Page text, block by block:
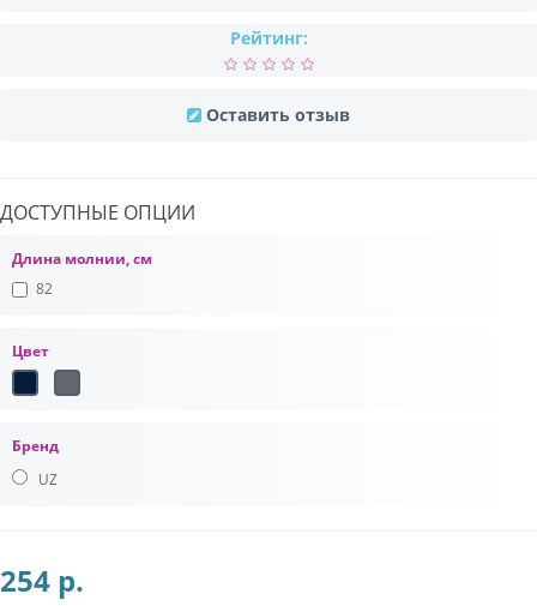
Рейтинг:
Оставить отзыв
ДОСТУПНЫЕ ОПЦИИ
Длина молнии, см
82
Цвет
Бренд
UZ
254 р.